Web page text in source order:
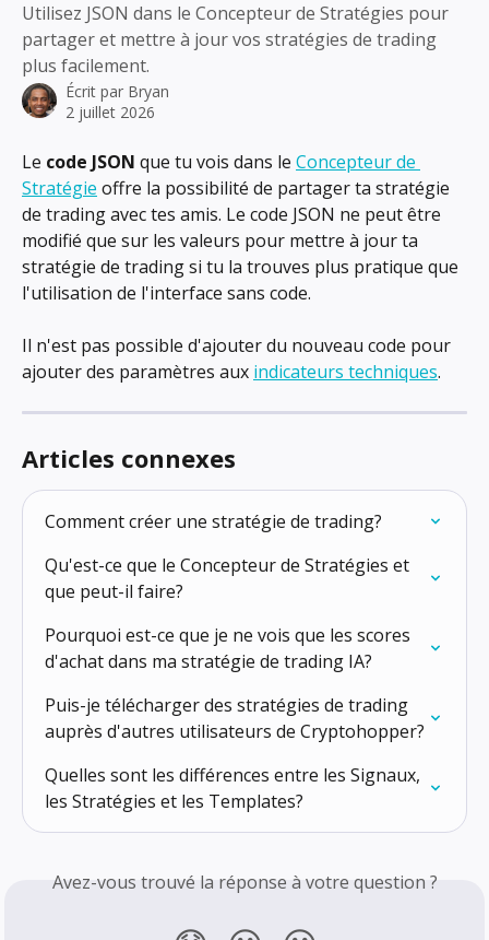
Utilisez JSON dans le Concepteur de Stratégies pour
partager et mettre à jour vos stratégies de trading
plus facilement.
Écrit par Bryan
2 juillet 2026
Le code JSON que tu vois dans le Concepteur de
Stratégie offre la possibilité de partager ta stratégie
de trading avec tes amis. Le code JSON ne peut être
modifié que sur les valeurs pour mettre à jour ta
stratégie de trading si tu la trouves plus pratique que
l'utilisation de l'interface sans code.
Il n'est pas possible d'ajouter du nouveau code pour
ajouter des paramètres aux indicateurs techniques.
Articles connexes
Comment créer une stratégie de trading?
Qu'est-ce que le Concepteur de Stratégies et
que peut-il faire?
Pourquoi est-ce que je ne vois que les scores
d'achat dans ma stratégie de trading IA?
Puis-je télécharger des stratégies de trading
auprès d'autres utilisateurs de Cryptohopper?
Quelles sont les différences entre les Signaux,
les Stratégies et les Templates?
Avez-vous trouvé la réponse à votre question ?